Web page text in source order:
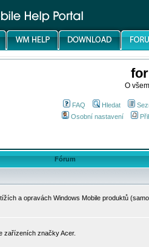
O
FAQ Hledat
Osobní nastavení
Fórum
a opravách Windows Mobile produktů
zařízeních značky Acer.